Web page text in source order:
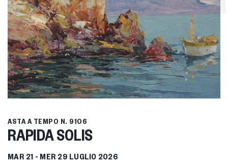
ASTA A TEMPO N. 9106
RAPIDA SOLIS
MAR 21 - MER 29 LUGLIO 2026